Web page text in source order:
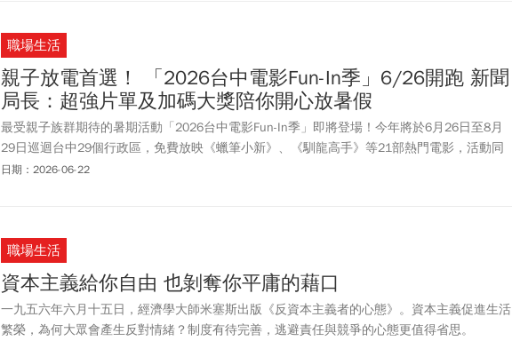
友分享優惠券一張；消費滿680元，再贈星巴克典藏大禮袋。
職場生活
親子放電首選！ 「2026台中電影Fun-In季」6/26開跑 新聞
局長：超強片單及加碼大獎陪你開心放暑假
最受親子族群期待的暑期活動「2026台中電影Fun-In季」即將登場！今年將於6月26日至8月
29日巡迴台中29個行政區，免費放映《蠟筆小新》、《馴龍高手》等21部熱門電影，活動同
時帶來好禮，讓參與民眾有吃又有拿，開心Fun暑假！
日期：2026-06-22
職場生活
資本主義給你自由 也剝奪你平庸的藉口
一九五六年六月十五日，經濟學大師米塞斯出版《反資本主義者的心態》。資本主義促進生活
繁榮，為何大眾會產生反對情緒？制度有待完善，逃避責任與競爭的心態更值得省思。